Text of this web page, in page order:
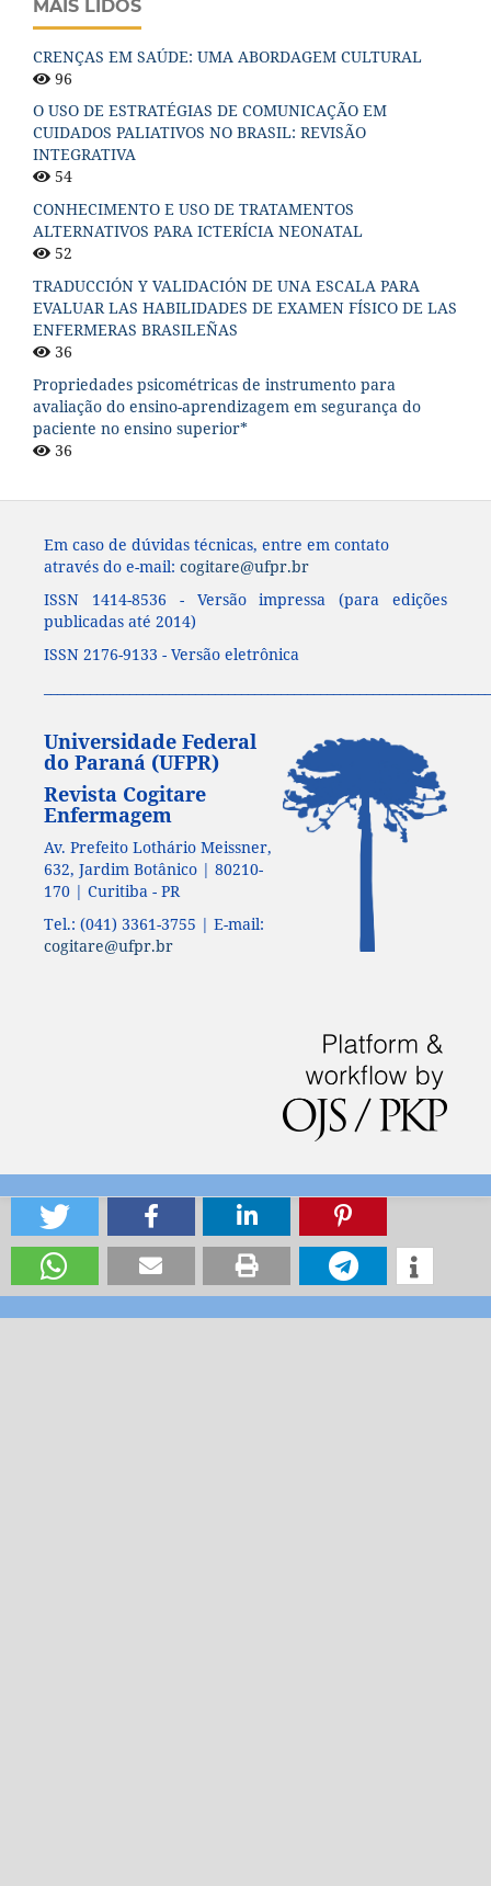
MAIS LIDOS
CRENÇAS EM SAÚDE: UMA ABORDAGEM CULTURAL
96
O USO DE ESTRATÉGIAS DE COMUNICAÇÃO EM
CUIDADOS PALIATIVOS NO BRASIL: REVISÃO
INTEGRATIVA
54
CONHECIMENTO E USO DE TRATAMENTOS
ALTERNATIVOS PARA ICTERÍCIA NEONATAL
52
TRADUCCIÓN Y VALIDACIÓN DE UNA ESCALA PARA
EVALUAR LAS HABILIDADES DE EXAMEN FÍSICO DE LAS
ENFERMERAS BRASILEÑAS
36
Propriedades psicométricas de instrumento para
avaliação do ensino-aprendizagem em segurança do
paciente no ensino superior*
36
Em caso de dúvidas técnicas, entre em contato
através do e-mail: cogitare@ufpr.br
ISSN 1414-8536 - Versão impressa (para edições
publicadas até 2014)
ISSN 2176-9133 - Versão eletrônica
Universidade Federal
do Paraná (UFPR)
Revista Cogitare
Enfermagem
Av. Prefeito Lothário Meissner,
632, Jardim Botânico | 80210-
170 | Curitiba - PR
Tel.: (041) 3361-3755 | E-mail:
cogitare@ufpr.br